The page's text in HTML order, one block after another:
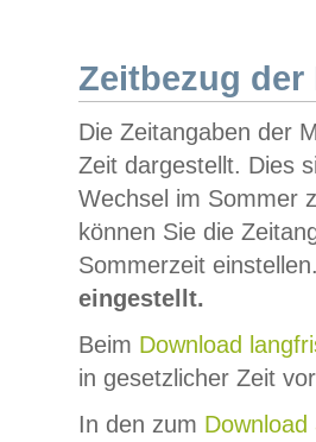
Zeitbezug der
Die Zeitangaben der
Zeit dargestellt. Dies
Wechsel im Sommer
können Sie die
Sommerzeit
eingestellt.
Beim Download
in gesetzlicher Zeit
In den zum Download